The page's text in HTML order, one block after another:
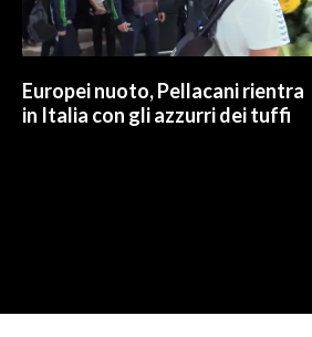
Europei nuoto, Pellacani rientra
in Italia con gli azzurri dei tuffi